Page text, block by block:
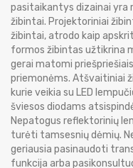
pasitaikantys dizainai yra
žibintai. Projektoriniai
žibintai, atrodo kaip
formos žibintas užtikrina
gerai matomi
priemonėms. Atšvaitiniai
kurie veikia su LED
šviesos diodams
Nepatogus reflektorinių
turėti tamsesnių dėmių.
geriausia pasinaudoti
funkcija arba